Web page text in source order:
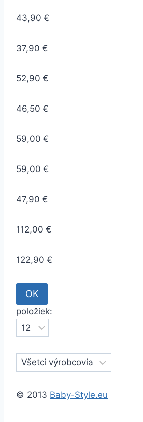
43,90 €
37,90 €
52,90 €
46,50 €
59,00 €
59,00 €
47,90 €
112,00 €
122,90 €
položiek:
© 2013 Baby-Style.eu